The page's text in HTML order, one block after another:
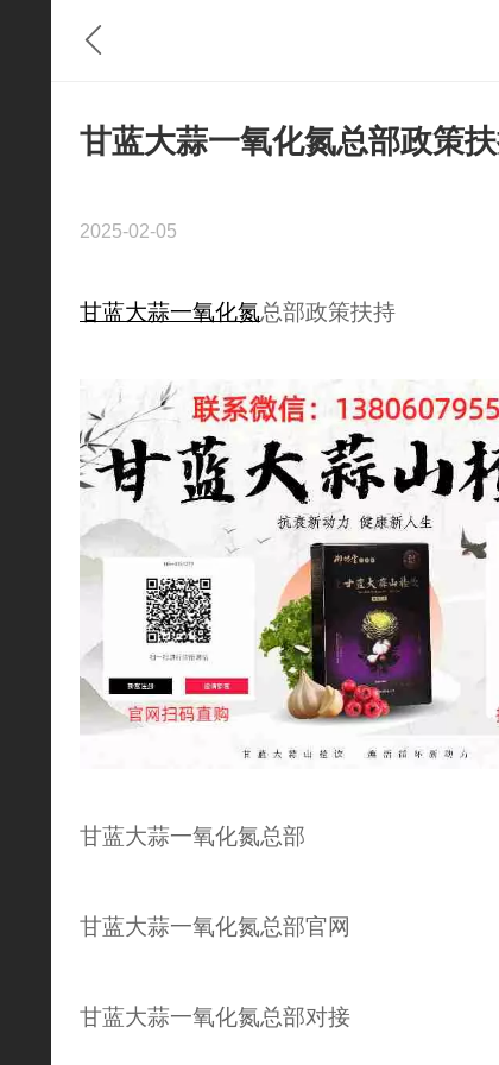
甘蓝大蒜一氧化氮总部政策
2025-02-05
甘蓝大蒜一氧化氮总部政策扶持
甘蓝大蒜一氧化氮总部
甘蓝大蒜一氧化氮总部官网
甘蓝大蒜一氧化氮总部对接